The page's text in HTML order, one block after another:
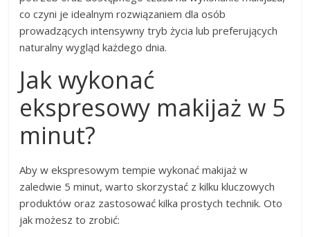
co czyni je idealnym rozwiązaniem dla osób
prowadzących intensywny tryb życia lub preferujących
naturalny wygląd każdego dnia.
Jak wykonać
ekspresowy makijaż w 5
minut?
Aby w ekspresowym tempie wykonać makijaż w
zaledwie 5 minut, warto skorzystać z kilku kluczowych
produktów oraz zastosować kilka prostych technik. Oto
jak możesz to zrobić: